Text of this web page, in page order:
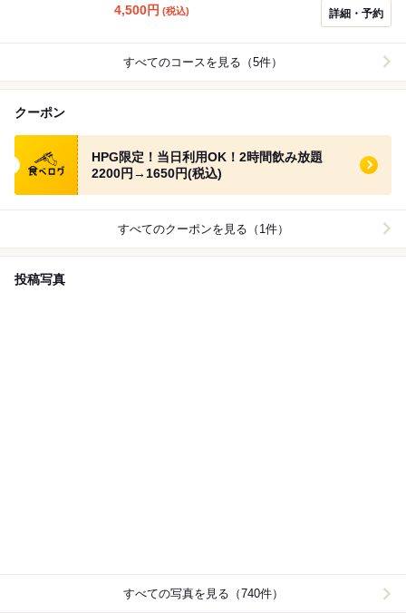
4,500円 (税込) 詳細・予約
すべてのコースを見る（5件）
クーポン
食べログ クーポン
HPG限定！当日利用OK！2時間飲み放題
2200円→1650円(税込)
すべてのクーポンを見る（1件）
投稿写真
すべての写真を見る（740件）